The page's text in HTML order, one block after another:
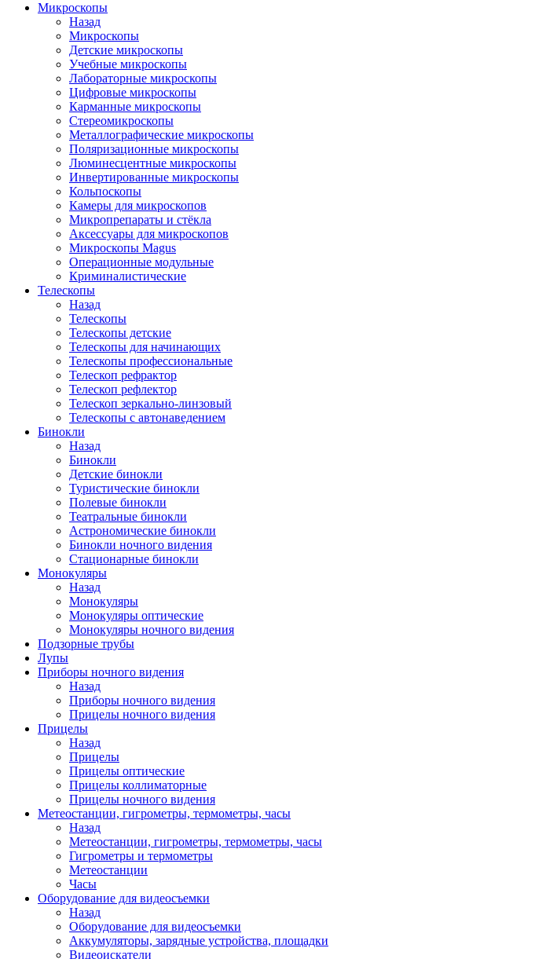
Микроскопы
Назад
Микроскопы
Детские микроскопы
Учебные микроскопы
Лабораторные микроскопы
Цифровые микроскопы
Карманные микроскопы
Стереомикроскопы
Металлографические микроскопы
Поляризационные микроскопы
Люминесцентные микроскопы
Инвертированные микроскопы
Кольпоскопы
Камеры для микроскопов
Микропрепараты и стёкла
Аксессуары для микроскопов
Микроскопы Magus
Операционные модульные
Криминалистические
Телескопы
Назад
Телескопы
Телескопы детские
Телескопы для начинающих
Телескопы профессиональные
Телескоп рефрактор
Телескоп рефлектор
Телескоп зеркально-линзовый
Телескопы с автонаведением
Бинокли
Назад
Бинокли
Детские бинокли
Туристические бинокли
Полевые бинокли
Театральные бинокли
Астрономические бинокли
Бинокли ночного видения
Стационарные бинокли
Монокуляры
Назад
Монокуляры
Монокуляры оптические
Монокуляры ночного видения
Подзорные трубы
Лупы
Приборы ночного видения
Назад
Приборы ночного видения
Прицелы ночного видения
Прицелы
Назад
Прицелы
Прицелы оптические
Прицелы коллиматорные
Прицелы ночного видения
Метеостанции, гигрометры, термометры, часы
Назад
Метеостанции, гигрометры, термометры, часы
Гигрометры и термометры
Метеостанции
Часы
Оборудование для видеосъемки
Назад
Оборудование для видеосъемки
Аккумуляторы, зарядные устройства, площадки
Видеоискатели